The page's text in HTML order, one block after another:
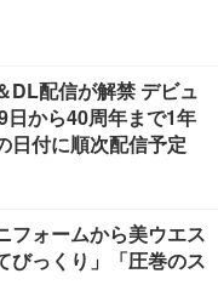
DL配信が解禁 デビュ
から40周年まで1年
日付に順次配信予定
フォームから美ウエス
びっくり」「圧巻のス